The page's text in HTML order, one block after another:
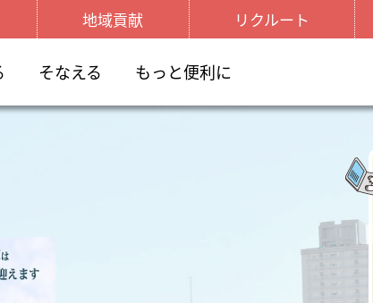
地域貢献 リクルート
そなえる もっと便利に